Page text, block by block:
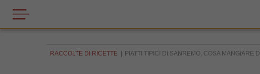
RACCOLTE DI RICETTE PIATTI TIPICI DI SANREMO, COSA MANGIARE